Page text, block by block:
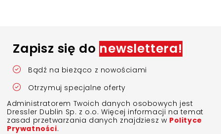
Zapisz się do newslettera!
Bądź na bieżąco z nowościami
Otrzymuj specjalne oferty
Administratorem Twoich danych osobowych jest
Dressler Dublin Sp. z o.o. Więcej informacji na temat
zasad przetwarzania danych znajdziesz w Polityce
Prywatności.